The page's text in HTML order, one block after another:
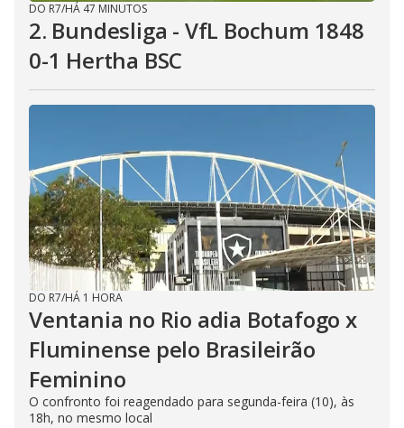
DO R7/HÁ 47 MINUTOS
2. Bundesliga - VfL Bochum 1848
0-1 Hertha BSC
DO R7/HÁ 1 HORA
Ventania no Rio adia Botafogo x
Fluminense pelo Brasileirão
Feminino
O confronto foi reagendado para segunda-feira (10), às
18h, no mesmo local